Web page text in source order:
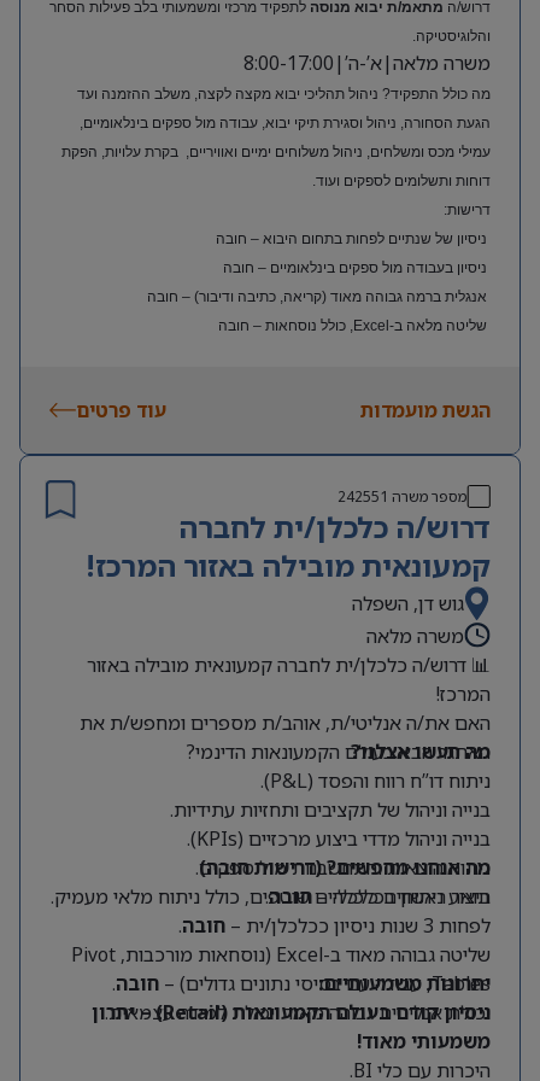
דרוש/ה מתאמ/ת יבוא מנוסה לתפקיד מרכזי ומשמעותי בלב פעילות הסחר
והלוגיסטיקה.
משרה מלאה|א’-ה’|8:00-17:00
מה כולל התפקיד? ניהול תהליכי יבוא מקצה לקצה, משלב ההזמנה ועד
הגעת הסחורה, ניהול וסגירת תיקי יבוא, עבודה מול ספקים בינלאומיים,
עמילי מכס ומשלחים, ניהול משלוחים ימיים ואוויריים, בקרת עלויות, הפקת
דוחות ותשלומים לספקים ועוד.
דרישות:
ניסיון של שנתיים לפחות בתחום היבוא – חובה
ניסיון בעבודה מול ספקים בינלאומיים – חובה
אנגלית ברמה גבוהה מאוד (קריאה, כתיבה ודיבור) – חובה
שליטה מלאה ב-Excel, כולל נוסחאות – חובה
הגשת מועמדות עוד פרטים
מספר משרה 242551
דרוש/ה כלכלן/ית לחברה
קמעונאית מובילה באזור המרכז!
גוש דן, השפלה
משרה מלאה
📊 דרוש/ה כלכלן/ית לחברה קמעונאית מובילה באזור
המרכז!
האם את/ה אנליטי/ת, אוהב/ת מספרים ומחפש/ת את
האתגר הבא בעולם הקמעונאות הדינמי?
מה תעשו אצלנו?
ניתוח דו”ח רווח והפסד (P&L).
בנייה וניהול של תקציבים ותחזיות עתידיות.
בנייה וניהול מדדי ביצוע מרכזיים (KPIs).
ניתוח הוצאות והתחשבנות מול ספקים.
ביצוע ניתוחים כלכליים שוטפים, כולל ניתוח מלאי מעמיק.
מה אנחנו מחפשים? (דרישות חובה)
תואר ראשון בכלכלה –חובה.
לפחות 3 שנות ניסיון ככלכלן/ית –
חובה.
שליטה גבוהה מאוד ב-Excel (נוסחאות מורכבות, Pivot
Tables, עבודה עם בסיסי נתונים גדולים) –
חובה.
יכולת אנליטית גבוהה מאוד ויכולת למידה עצמאית.
יתרונות משמעותיים:
ניסיון קודם בעולם הקמעונאות (Retail) – יתרון
משמעותי מאוד!
היכרות עם כלי BI.